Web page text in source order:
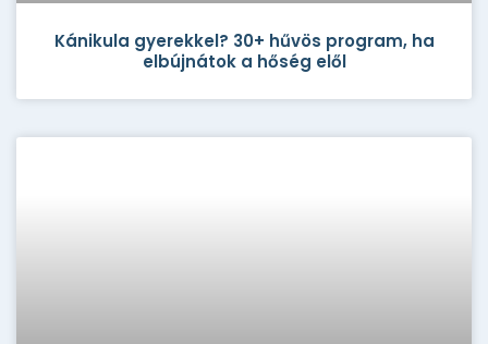
Kánikula gyerekkel? 30+ hűvös program, ha
elbújnátok a hőség elől